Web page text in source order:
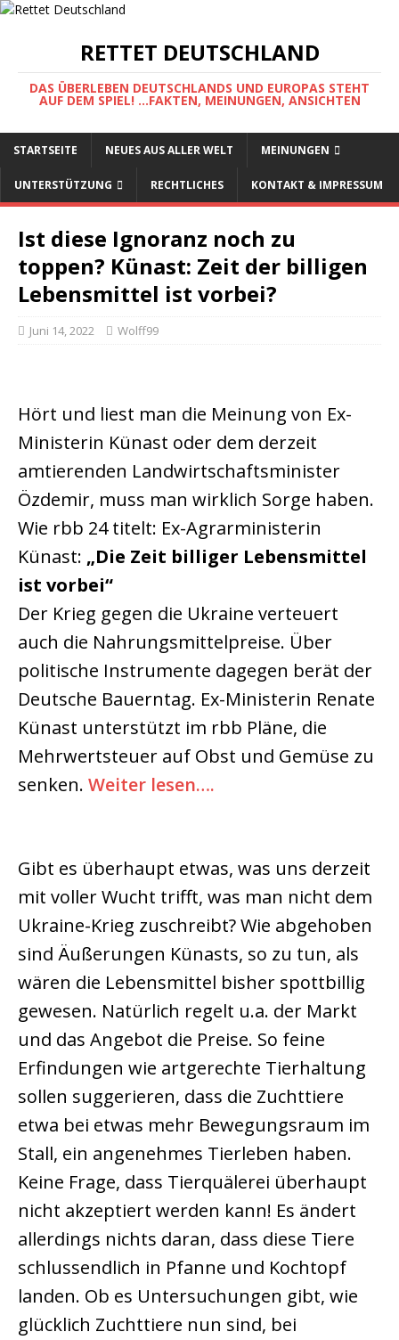
RETTET DEUTSCHLAND
DAS ÜBERLEBEN DEUTSCHLANDS UND EUROPAS STEHT
AUF DEM SPIEL! ...FAKTEN, MEINUNGEN, ANSICHTEN
STARTSEITE NEUES AUS ALLER WELT MEINUNGEN
UNTERSTÜTZUNG RECHTLICHES KONTAKT & IMPRESSUM
Ist diese Ignoranz noch zu
toppen? Künast: Zeit der billigen
Lebensmittel ist vorbei?
Juni 14, 2022 Wolff99
Hört und liest man die Meinung von Ex-
Ministerin Künast oder dem derzeit
amtierenden Landwirtschaftsminister
Özdemir, muss man wirklich Sorge haben.
Wie rbb 24 titelt: Ex-Agrarministerin
Künast: „Die Zeit billiger Lebensmittel
ist vorbei“
Der Krieg gegen die Ukraine verteuert
auch die Nahrungsmittelpreise. Über
politische Instrumente dagegen berät der
Deutsche Bauerntag. Ex-Ministerin Renate
Künast unterstützt im rbb Pläne, die
Mehrwertsteuer auf Obst und Gemüse zu
senken. Weiter lesen….
Gibt es überhaupt etwas, was uns derzeit
mit voller Wucht trifft, was man nicht dem
Ukraine-Krieg zuschreibt? Wie abgehoben
sind Äußerungen Künasts, so zu tun, als
wären die Lebensmittel bisher spottbillig
gewesen. Natürlich regelt u.a. der Markt
und das Angebot die Preise. So feine
Erfindungen wie artgerechte Tierhaltung
sollen suggerieren, dass die Zuchttiere
etwa bei etwas mehr Bewegungsraum im
Stall, ein angenehmes Tierleben haben.
Keine Frage, dass Tierquälerei überhaupt
nicht akzeptiert werden kann! Es ändert
allerdings nichts daran, dass diese Tiere
schlussendlich in Pfanne und Kochtopf
landen. Ob es Untersuchungen gibt, wie
glücklich Zuchttiere nun sind, bei